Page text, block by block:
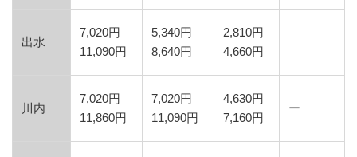
出水
7,020円
11,090円
5,340円
8,640円
2,810円
4,660円
川内
7,020円
11,860円
7,020円
11,090円
4,630円
7,160円
ー